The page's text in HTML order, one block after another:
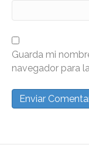
Guarda mi
navegador para